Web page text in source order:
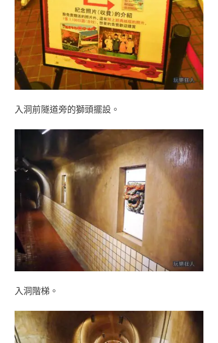
入洞前隧道旁的獅頭擺設。
入洞階梯。